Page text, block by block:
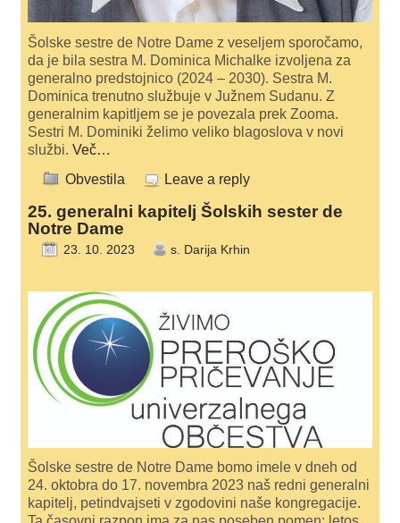
Šolske sestre de Notre Dame z veseljem sporočamo,
da je bila sestra M. Dominica Michalke izvoljena za
generalno predstojnico (2024 – 2030). Sestra M.
Dominica trenutno službuje v Južnem Sudanu. Z
generalnim kapitljem se je povezala prek Zooma.
Sestri M. Dominiki želimo veliko blagoslova v novi
službi. Več…
Obvestila
Leave a reply
25. generalni kapitelj Šolskih sester de
Notre Dame
23. 10. 2023 s. Darija Krhin
Šolske sestre de Notre Dame bomo imele v dneh od
24. oktobra do 17. novembra 2023 naš redni generalni
kapitelj, petindvajseti v zgodovini naše kongregacije.